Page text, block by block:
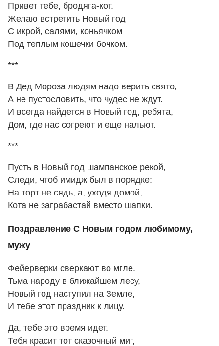
Привет тебе, бродяга-кот.
Желаю встретить Новый год
С икрой, салями, коньячком
Под теплым кошечки бочком.
***
В Дед Мороза людям надо верить свято,
А не пустословить, что чудес не ждут.
И всегда найдется в Новый год, ребята,
Дом, где нас согреют и еще нальют.
***
Пусть в Новый год шампанское рекой,
Следи, чтоб имидж был в порядке:
На торт не сядь, а, уходя домой,
Кота не заграбастай вместо шапки.
Поздравление С Новым годом любимому,
мужу
Фейерверки сверкают во мгле.
Тьма народу в ближайшем лесу,
Новый год наступил на Земле,
И тебе этот праздник к лицу.
Да, тебе это время идет.
Тебя красит тот сказочный миг,